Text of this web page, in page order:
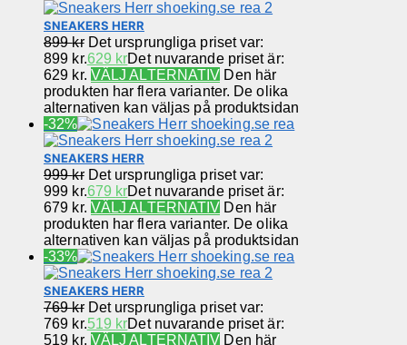
SNEAKERS HERR
899kr Det ursprungliga priset var:
899 kr.629 krDet nuvarande priset är:
629 kr. VÄLJ ALTERNATIV Den här
produkten har flera varianter. De olika
alternativen kan väljas på produktsidan
-32%
SNEAKERS HERR
999kr Det ursprungliga priset var:
999 kr.679 krDet nuvarande priset är:
679 kr. VÄLJ ALTERNATIV Den här
produkten har flera varianter. De olika
alternativen kan väljas på produktsidan
-33%
SNEAKERS HERR
769kr Det ursprungliga priset var:
769 kr.519 krDet nuvarande priset är:
519 kr. VÄLJ ALTERNATIV Den här